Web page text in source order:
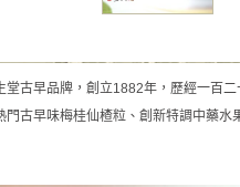
堂古早品牌，創立1882年，歷經一百
門古早味梅桂仙楂粒、創新特調中藥